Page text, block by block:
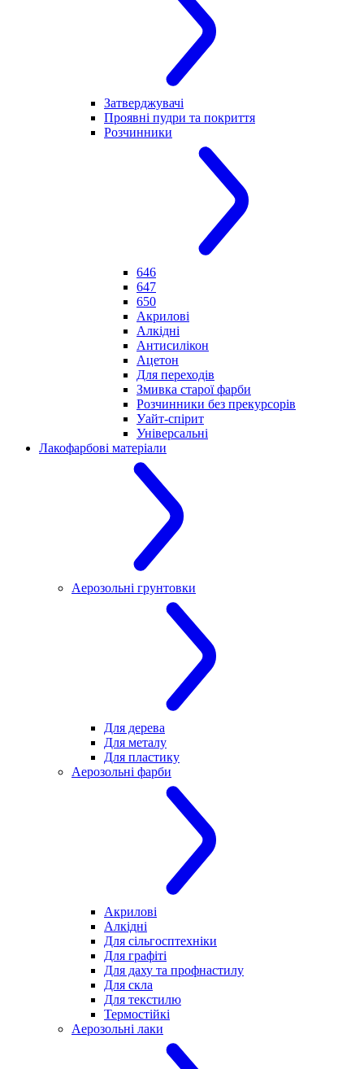
Затверджувачі
Проявні пудри та покриття
Розчинники
646
647
650
Акрилові
Алкідні
Антисилікон
Ацетон
Для переходів
Змивка старої фарби
Розчинники без прекурсорів
Уайт-спірит
Універсальні
Лакофарбові матеріали
Аерозольні грунтовки
Для дерева
Для металу
Для пластику
Аерозольні фарби
Акрилові
Алкідні
Для cільгосптехніки
Для графіті
Для даху та профнастилу
Для скла
Для текстилю
Термостійкі
Аерозольні лаки